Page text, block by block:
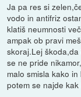
Ja pa res si
vodo in antifriz
klatiš neumnosti
ampak ob pravi
skoraj.Lej
se ne pride
malo smisla kako
potem se najde